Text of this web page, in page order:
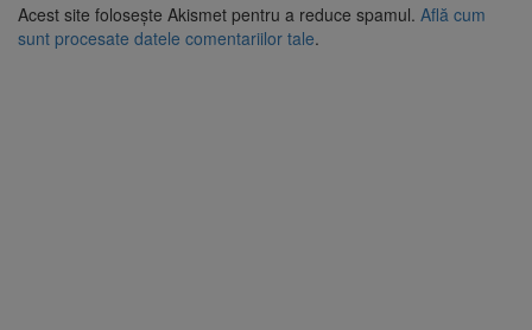
Acest site folosește Akismet pentru a reduce spamul. Află cum
sunt procesate datele comentariilor tale.